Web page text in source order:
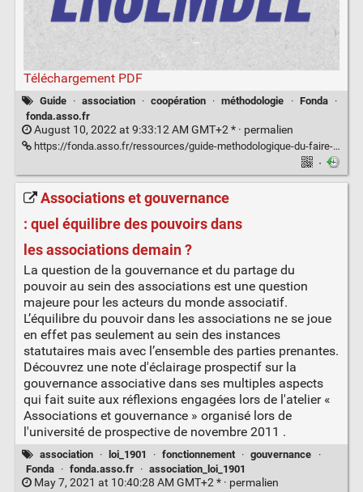
Téléchargement PDF
Guide · association · coopération · méthodologie · Fonda
·
fonda.asso.fr
August 10, 2022 at 9:33:12 AM GMT+2 * · permalien
https://fonda.asso.fr/ressources/guide-methodologique-du-faire-ensemble
·
Associations et gouvernance
: quel équilibre des pouvoirs dans
les associations demain ?
La question de la gouvernance et du partage du
pouvoir au sein des associations est une question
majeure pour les acteurs du monde associatif.
L’équilibre du pouvoir dans les associations ne se joue
en effet pas seulement au sein des instances
statutaires mais avec l’ensemble des parties prenantes.
Découvrez une note d'éclairage prospectif sur la
gouvernance associative dans ses multiples aspects
qui fait suite aux réflexions engagées lors de l'atelier «
Associations et gouvernance » organisé lors de
l'université de prospective de novembre 2011 .
association · loi_1901 · fonctionnement · gouvernance
·
Fonda
· fonda.asso.fr · association_loi_1901
May 7, 2021 at 10:40:28 AM GMT+2 * · permalien